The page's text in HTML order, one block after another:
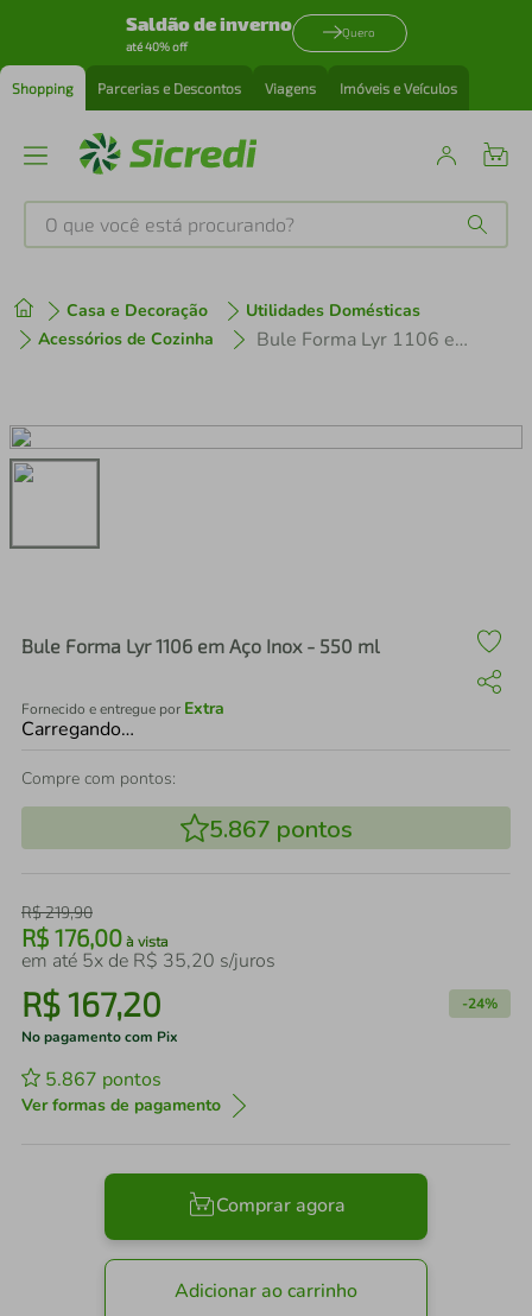
Saldão de inverno
até 40% off
Quero
Shopping Parcerias e Descontos Viagens Imóveis e Veículos
O que você está procurando?
Casa e Decoração
Utilidades Domésticas
Acessórios de Cozinha
Bule Forma Lyr 1106 em Aço Inox - 550 ml
Bule Forma Lyr 1106 em Aço Inox - 550 ml
Fornecido e entregue por Extra
Carregando…
Compre com pontos:
5.867 pontos
R$219,90
R$ 176,00 à vista
em até 5x de R$ 35,20 s/juros
R$167,20 -24%
No pagamento com Pix
5.867 pontos
Ver formas de pagamento
Comprar agora
Adicionar ao carrinho
1º tenis
3º